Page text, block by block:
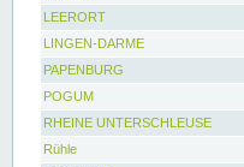
LEERORT
LINGEN-DARME
PAPENBURG
POGUM
RHEINE UNTERSCHLEUSE
Rühle